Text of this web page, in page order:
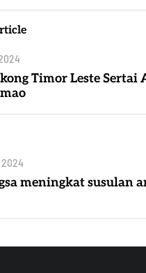
Timor Leste Sertai
meningkat susulan